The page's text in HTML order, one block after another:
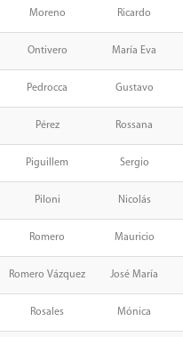
Moreno Ricardo
Ontivero María Eva
Pedrocca Gustavo
Pérez Rossana
Piguillem Sergio
Piloni Nicolás
Romero Mauricio
Romero Vázquez José María
Rosales Mónica